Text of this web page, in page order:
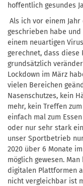
hoffentlich gesundes
Als ich vor einem
geschrieben habe
einem neuartigen
gerechnet, dass diese
grundsätzlich
Lockdown im März
vielen Bereichen
Nasenschutzes, kein
mehr, kein Treffen
einfach mal zum
oder nur sehr stark
unser Sportbetrieb
2020 über 6 Monate
möglich gewesen.
digitalen Plattformen
nicht vergleichbar ist